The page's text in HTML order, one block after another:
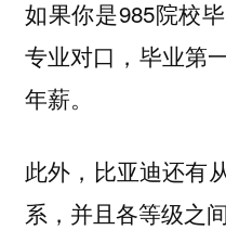
如果你是985院校
专业对口， 毕业第
年薪。
此外，比亚迪还有
系，并且各等级之